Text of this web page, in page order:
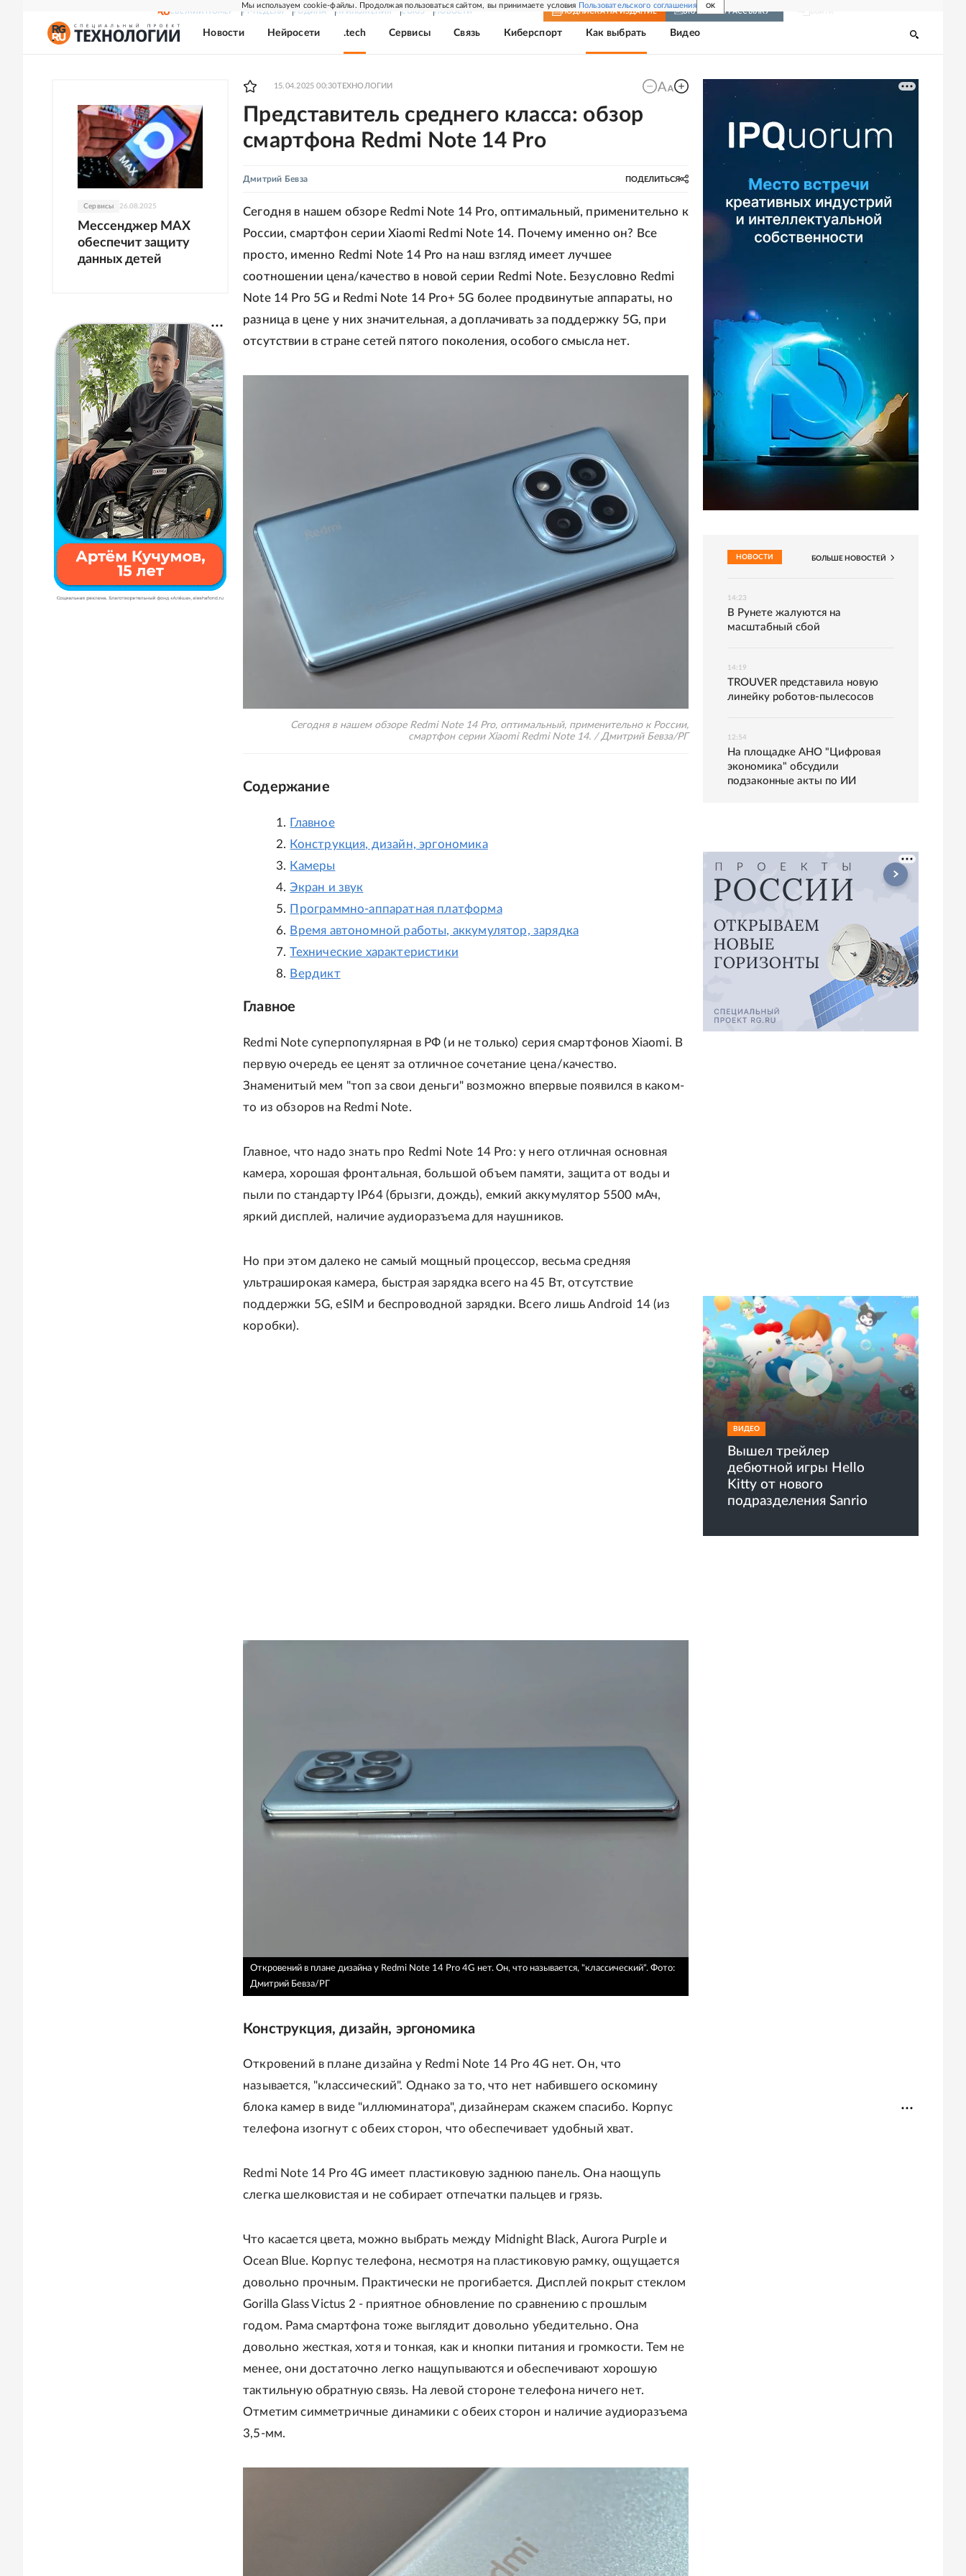
Мы используем cookie-файлы. Продолжая пользоваться сайтом, вы принимаете условия Пользовательского соглашения OK
СВЕЖИЙ НОМЕР РГ-НЕДЕЛЯ РОДИНА ПРИЛОЖЕНИЯ СОЮЗ НОВОСТИ ПОДПИСКА НА ИЗДАНИЕ ВКЛЮЧИТЬ РАССЫЛКУ
Новости Нейросети .tech Сервисы Связь Киберспорт Как выбрать Видео
Сервисы 26.08.2025
Мессенджер MAX
обеспечит защиту
данных детей
15.04.2025 00:30ТЕХНОЛОГИИ
Представитель среднего класса: обзор
смартфона Redmi Note 14 Pro
Дмитрий Бевза ПОДЕЛИТЬСЯ
Сегодня в нашем обзоре Redmi Note 14 Pro, оптимальный, применительно к
России, смартфон серии Xiaomi Redmi Note 14. Почему именно он? Все
просто, именно Redmi Note 14 Pro на наш взгляд имеет лучшее
соотношении цена/качество в новой серии Redmi Note. Безусловно Redmi
Note 14 Pro 5G и Redmi Note 14 Pro+ 5G более продвинутые аппараты, но
разница в цене у них значительная, а доплачивать за поддержку 5G, при
отсутствии в стране сетей пятого поколения, особого смысла нет.
Сегодня в нашем обзоре Redmi Note 14 Pro, оптимальный, применительно к России,
смартфон серии Xiaomi Redmi Note 14. / Дмитрий Бевза/РГ
Содержание
Главное
Конструкция, дизайн, эргономика
Камеры
Экран и звук
Программно-аппаратная платформа
Время автономной работы, аккумулятор, зарядка
Технические характеристики
Вердикт
Главное
Redmi Note суперпопулярная в РФ (и не только) серия смартфонов Xiaomi. В
первую очередь ее ценят за отличное сочетание цена/качество.
Знаменитый мем "топ за свои деньги" возможно впервые появился в каком-
то из обзоров на Redmi Note.
Главное, что надо знать про Redmi Note 14 Pro: у него отличная основная
камера, хорошая фронтальная, большой объем памяти, защита от воды и
пыли по стандарту IP64 (брызги, дождь), емкий аккумулятор 5500 мАч,
яркий дисплей, наличие аудиоразъема для наушников.
Но при этом далеко не самый мощный процессор, весьма средняя
ультраширокая камера, быстрая зарядка всего на 45 Вт, отсутствие
поддержки 5G, eSIM и беспроводной зарядки. Всего лишь Android 14 (из
коробки).
Откровений в плане дизайна у Redmi Note 14 Pro 4G нет. Он, что называется, "классический". Фото:
Дмитрий Бевза/РГ
Конструкция, дизайн, эргономика
Откровений в плане дизайна у Redmi Note 14 Pro 4G нет. Он, что
называется, "классический". Однако за то, что нет набившего оскомину
блока камер в виде "иллюминатора", дизайнерам скажем спасибо. Корпус
телефона изогнут с обеих сторон, что обеспечивает удобный хват.
Redmi Note 14 Pro 4G имеет пластиковую заднюю панель. Она наощупь
слегка шелковистая и не собирает отпечатки пальцев и грязь.
Что касается цвета, можно выбрать между Midnight Black, Aurora Purple и
Ocean Blue. Корпус телефона, несмотря на пластиковую рамку, ощущается
довольно прочным. Практически не прогибается. Дисплей покрыт стеклом
Gorilla Glass Victus 2 - приятное обновление по сравнению с прошлым
годом. Рама смартфона тоже выглядит довольно убедительно. Она
довольно жесткая, хотя и тонкая, как и кнопки питания и громкости. Тем не
менее, они достаточно легко нащупываются и обеспечивают хорошую
тактильную обратную связь. На левой стороне телефона ничего нет.
Отметим симметричные динамики с обеих сторон и наличие аудиоразъема
3,5-мм.
НОВОСТИ БОЛЬШЕ НОВОСТЕЙ
14:23
В Рунете жалуются на
масштабный сбой
14:19
TROUVER представила новую
линейку роботов-пылесосов
12:54
На площадке АНО "Цифровая
экономика" обсудили
подзаконные акты по ИИ
ВИДЕО
Вышел трейлер
дебютной игры Hello
Kitty от нового
подразделения Sanrio